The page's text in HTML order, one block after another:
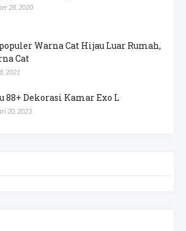
28, 2020
Warna Cat Hijau Luar Rumah,
Cat
2021
88+ Dekorasi Kamar Exo L
20, 2023